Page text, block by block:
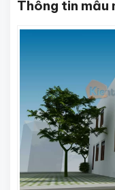
Thông tin mẫu